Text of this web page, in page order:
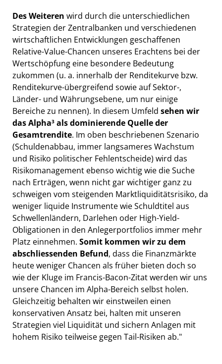
Des Weiteren wird durch die unterschiedlichen
Strategien der Zentralbanken und verschiedenen
wirtschaftlichen Entwicklungen geschaffenen
Relative-Value-Chancen unseres Erachtens bei der
Wertschöpfung eine besondere Bedeutung
zukommen (u. a. innerhalb der Renditekurve bzw.
Renditekurve-übergreifend sowie auf Sektor-,
Länder- und Währungsebene, um nur einige
Bereiche zu nennen). In diesem Umfeld sehen wir
das Alpha3 als dominierende Quelle der
Gesamtrendite. Im oben beschriebenen Szenario
(Schuldenabbau, immer langsameres Wachstum
und Risiko politischer Fehlentscheide) wird das
Risikomanagement ebenso wichtig wie die Suche
nach Erträgen, wenn nicht gar wichtiger ganz zu
schweigen vom steigenden Marktliquiditätsrisiko, da
weniger liquide Instrumente wie Schuldtitel aus
Schwellenländern, Darlehen oder High-Yield-
Obligationen in den Anlegerportfolios immer mehr
Platz einnehmen. Somit kommen wir zu dem
abschliessenden Befund, dass die Finanzmärkte
heute weniger Chancen als früher bieten doch so
wie der Kluge im Francis-Bacon-Zitat werden wir uns
unsere Chancen im Alpha-Bereich selbst holen.
Gleichzeitig behalten wir einstweilen einen
konservativen Ansatz bei, halten mit unseren
Strategien viel Liquidität und sichern Anlagen mit
hohem Risiko teilweise gegen Tail-Risiken ab."